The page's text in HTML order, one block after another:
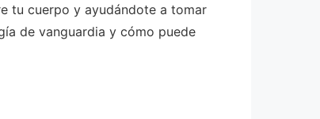
tu cuerpo y ayudándote a tomar
de vanguardia y cómo puede